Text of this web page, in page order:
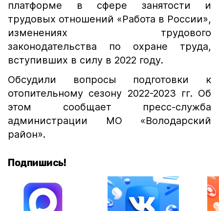
платформе в сфере занятости и
трудовых отношений «Работа в России»,
изменениях трудового
законодательства по охране труда,
вступивших в силу в 2022 году.
Обсудили вопросы подготовки к
отопительному сезону 2022-2023 гг. Об
этом сообщает пресс-служба
администрации МО «Володарский
район».
Подпишись!